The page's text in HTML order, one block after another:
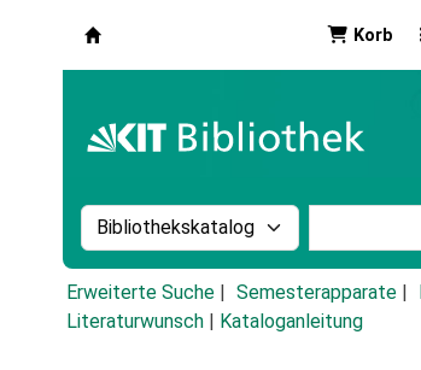
Korb
Suche im Katalog nach:
Erweiterte Suche Semesterapparate
Literaturwunsch
Kataloganleitung